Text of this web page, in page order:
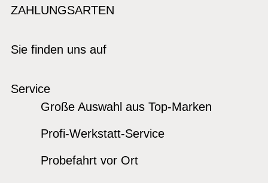
ZAHLUNGSARTEN
Sie finden uns auf
Service
Große Auswahl aus Top-Marken
Profi-Werkstatt-Service
Probefahrt vor Ort